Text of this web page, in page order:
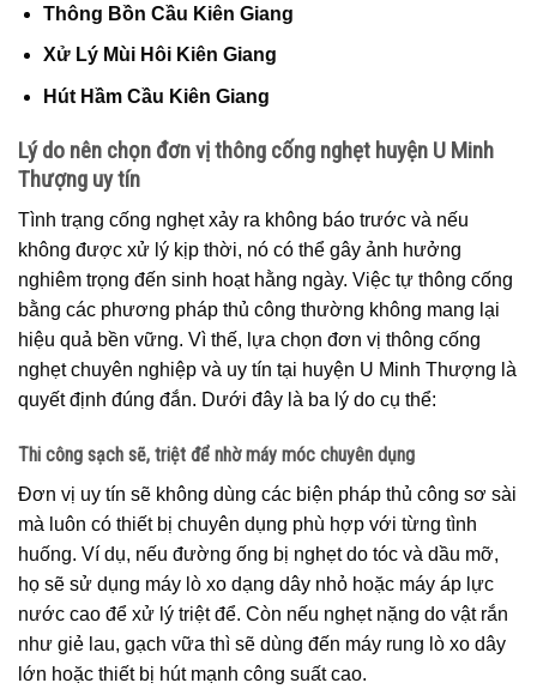
Thông Bồn Cầu Kiên Giang
Xử Lý Mùi Hôi Kiên Giang
Hút Hầm Cầu Kiên Giang
Lý do nên chọn đơn vị thông cống nghẹt huyện U Minh
Thượng uy tín
Tình trạng cống nghẹt xảy ra không báo trước và nếu
không được xử lý kịp thời, nó có thể gây ảnh hưởng
nghiêm trọng đến sinh hoạt hằng ngày. Việc tự thông cống
bằng các phương pháp thủ công thường không mang lại
hiệu quả bền vững. Vì thế, lựa chọn đơn vị thông cống
nghẹt chuyên nghiệp và uy tín tại huyện U Minh Thượng là
quyết định đúng đắn. Dưới đây là ba lý do cụ thể:
Thi công sạch sẽ, triệt để nhờ máy móc chuyên dụng
Đơn vị uy tín sẽ không dùng các biện pháp thủ công sơ sài
mà luôn có thiết bị chuyên dụng phù hợp với từng tình
huống. Ví dụ, nếu đường ống bị nghẹt do tóc và dầu mỡ,
họ sẽ sử dụng máy lò xo dạng dây nhỏ hoặc máy áp lực
nước cao để xử lý triệt để. Còn nếu nghẹt nặng do vật rắn
như giẻ lau, gạch vữa thì sẽ dùng đến máy rung lò xo dây
lớn hoặc thiết bị hút mạnh công suất cao.